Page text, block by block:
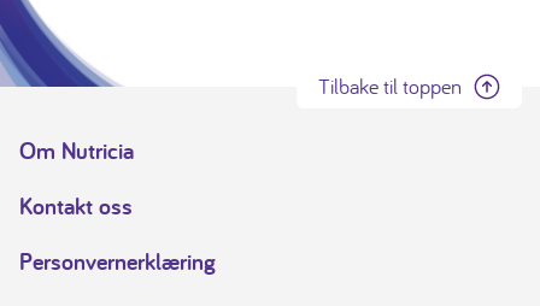
Tilbake til toppen
Om Nutricia
Kontakt oss
Personvernerklæring